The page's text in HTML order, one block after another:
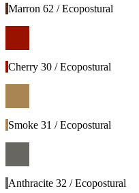
Marron 62 / Ecopostural
Cherry 30 / Ecopostural
Smoke 31 / Ecopostural
Anthracite 32 / Ecopostural